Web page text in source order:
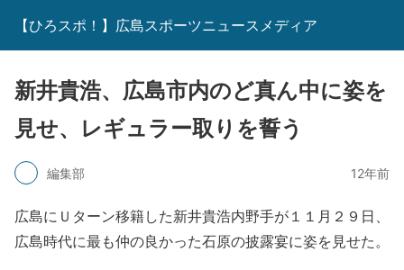
【ひろスポ！】広島スポーツニュースメディア
新井貴浩、広島市内のど真ん中に姿を
見せ、レギュラー取りを誓う
編集部 12年前
広島にＵターン移籍した新井貴浩内野手が１１月２９日、
広島時代に最も仲の良かった石原の披露宴に姿を見せた。